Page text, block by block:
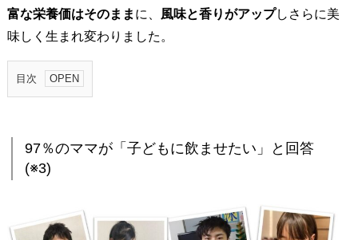
富な栄養価はそのまま に、 風味と香りがアップしさらに美
味しく生まれ変わりました。
目次
1
9
7
マ
97％のママが「子どもに飲ませたい」と回答
(※3)